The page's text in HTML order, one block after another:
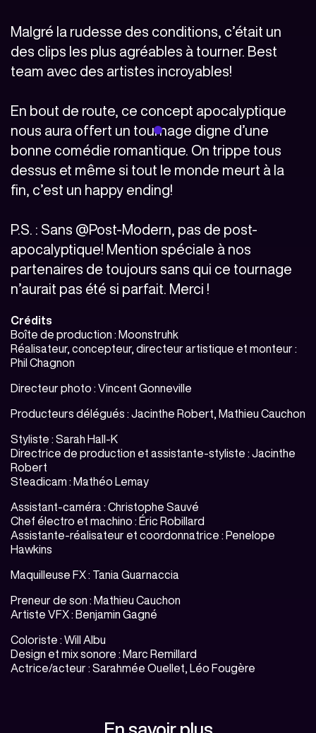
Malgré la rudesse des conditions, c’était un
des clips les plus agréables à tourner. Best
team avec des artistes incroyables!
En bout de route, ce concept apocalyptique
nous aura offert un tournage digne d’une
bonne comédie romantique. On trippe tous
dessus et même si tout le monde meurt à la
fin, c’est un happy ending!
P.S. : Sans @Post-Modern, pas de post-
apocalyptique! Mention spéciale à nos
partenaires de toujours sans qui ce tournage
n’aurait pas été si parfait. Merci !
Crédits
Boîte de production : Moonstruhk
Réalisateur, concepteur, directeur artistique et monteur :
Phil Chagnon
Directeur photo : Vincent Gonneville
Producteurs délégués : Jacinthe Robert, Mathieu Cauchon
Styliste : Sarah Hall-K
Directrice de production et assistante-styliste : Jacinthe
Robert
Steadicam : Mathéo Lemay
Assistant-caméra : Christophe Sauvé
Chef électro et machino : Éric Robillard
Assistante-réalisateur et coordonnatrice : Penelope
Hawkins
Maquilleuse FX : Tania Guarnaccia
Preneur de son : Mathieu Cauchon
Artiste VFX : Benjamin Gagné
Coloriste : Will Albu
Design et mix sonore : Marc Remillard
Actrice/acteur : Sarahmée Ouellet, Léo Fougère
En savoir plus